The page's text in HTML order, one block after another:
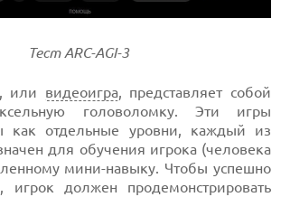
Тест ARC-AGI-3
или видеоигра, представляет собой
головоломку. Эти игры
как отдельные уровни, каждый из
для обучения игрока (человека
мини-навыку. Чтобы успешно
игрок должен продемонстрировать